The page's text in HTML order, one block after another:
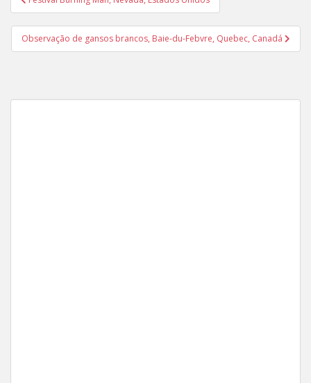
de
Post
Observação de gansos brancos, Baie-du-Febvre, Quebec, Canadá